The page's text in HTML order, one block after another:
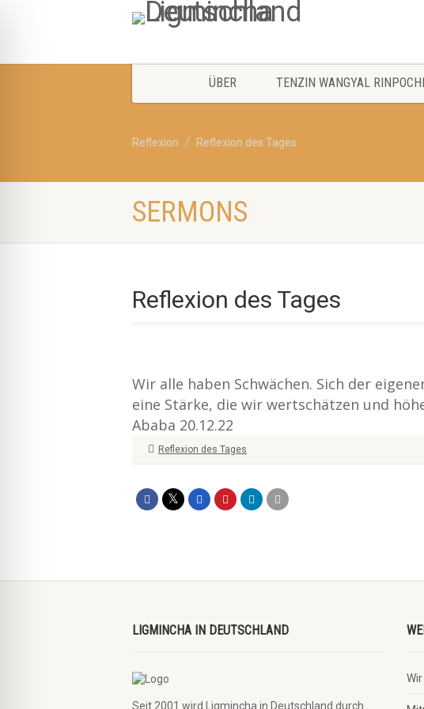
ÜBER TENZIN WANGYAL
Reflexion Reflexion des Tages
SERMONS
Reflexion des Tages
Wir alle haben Schwächen. Sich der
eine Stärke, die wir wertschätzen und
Ababa 20.12.22
Reflexion des Tages
LIGMINCHA IN DEUTSCHLAND
Seit 2001 wird Ligmincha in Deutschland durch